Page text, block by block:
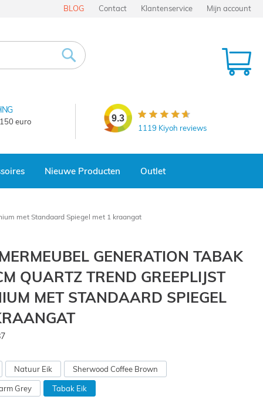
BLOG Contact Klantenservice Mijn account
Zoek
euro 9.3
1119 Kiyoh reviews
Nieuwe Producten Outlet
met Standaard Spiegel met 1 kraangat
GENERATION TABAK
QUARTZ TREND GREEPLIJST
MET STANDAARD SPIEGEL
Natuur Eik Sherwood Coffee Brown
Grey Tabak Eik